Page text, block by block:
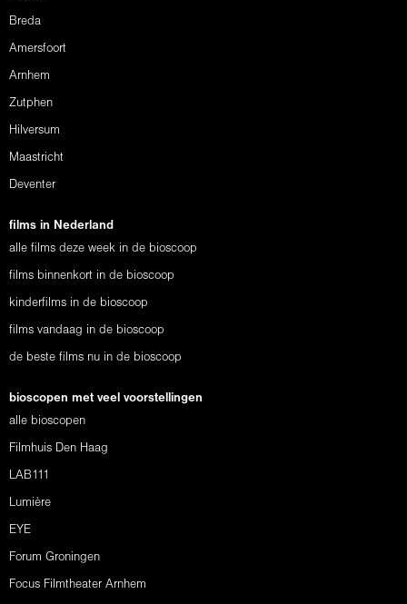
Breda
Amersfoort
Arnhem
Zutphen
Hilversum
Maastricht
Deventer
films in Nederland
alle films deze week in de bioscoop
films binnenkort in de bioscoop
kinderfilms in de bioscoop
films vandaag in de bioscoop
de beste films nu in de bioscoop
bioscopen met veel voorstellingen
alle bioscopen
Filmhuis Den Haag
LAB111
Lumière
EYE
Forum Groningen
Focus Filmtheater Arnhem